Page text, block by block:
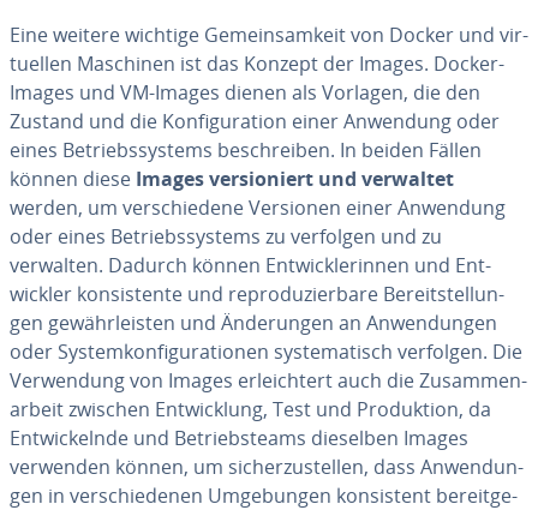
Eine weitere wichtige Ge­mein­sam­keit von Docker und vir­
tu­el­len Maschinen ist das Konzept der Images. Docker-
Images und VM-Images dienen als Vorlagen, die den
Zustand und die Kon­fi­gu­ra­ti­on einer Anwendung oder
eines Be­triebs­sys­tems be­schrei­ben. In beiden Fällen
können diese Images ver­sio­niert und verwaltet
werden, um ver­schie­de­ne Versionen einer Anwendung
oder eines Be­triebs­sys­tems zu verfolgen und zu
verwalten. Dadurch können Ent­wick­le­rin­nen und Ent­
wick­ler kon­sis­ten­te und re­pro­du­zier­ba­re Be­reit­stel­lun­
gen ge­währ­leis­ten und Än­de­run­gen an An­wen­dun­gen
oder Sys­tem­kon­fi­gu­ra­tio­nen sys­te­ma­tisch verfolgen. Die
Ver­wen­dung von Images er­leich­tert auch die Zu­sam­men­
ar­beit zwischen Ent­wick­lung, Test und Pro­duk­ti­on, da
Ent­wi­ckeln­de und Be­triebs­teams dieselben Images
verwenden können, um si­cher­zu­stel­len, dass An­wen­dun­
gen in ver­schie­de­nen Um­ge­bun­gen kon­sis­tent be­reit­ge­